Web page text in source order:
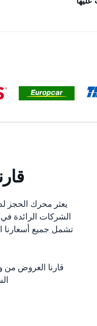
يعثر محرك الحجز
الشركات الرائدة
تشمل جميع أسعارنا
قارنا العروض من